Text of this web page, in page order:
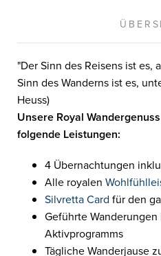
"Der Sinn des Reisens ist es,
Sinn des Wanderns ist es,
Heuss)
Unsere Royal
folgende Leistungen:
4 Übernachtungen
Alle royalen
Silvretta Card für den
Geführte
Aktivprogramms
Tägliche Wanderjause